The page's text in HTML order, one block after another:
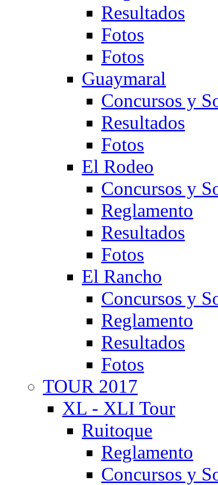
Resultados
Fotos
Fotos
Guaymaral
Concursos y
Resultados
Fotos
El Rodeo
Concursos y
Reglamento
Resultados
Fotos
El Rancho
Concursos y
Reglamento
Resultados
Fotos
TOUR 2017
XL - XLI Tour
Ruitoque
Reglamento
Concursos y